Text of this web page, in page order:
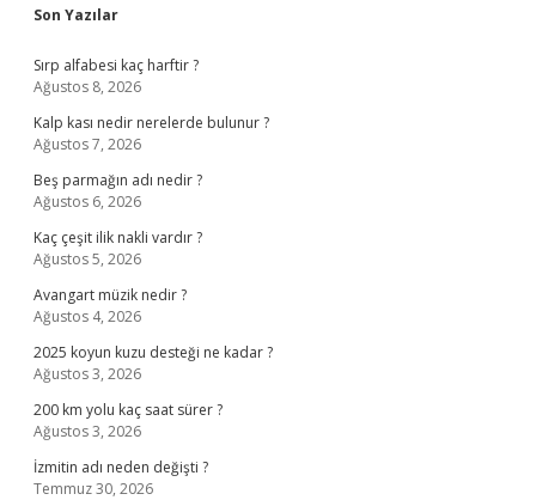
Sidebar
Son Yazılar
Sırp alfabesi kaç harftir ?
Ağustos 8, 2026
Kalp kası nedir nerelerde bulunur ?
Ağustos 7, 2026
Beş parmağın adı nedir ?
Ağustos 6, 2026
Kaç çeşit ilik nakli vardır ?
Ağustos 5, 2026
Avangart müzik nedir ?
Ağustos 4, 2026
2025 koyun kuzu desteği ne kadar ?
Ağustos 3, 2026
200 km yolu kaç saat sürer ?
Ağustos 3, 2026
İzmitin adı neden değişti ?
Temmuz 30, 2026